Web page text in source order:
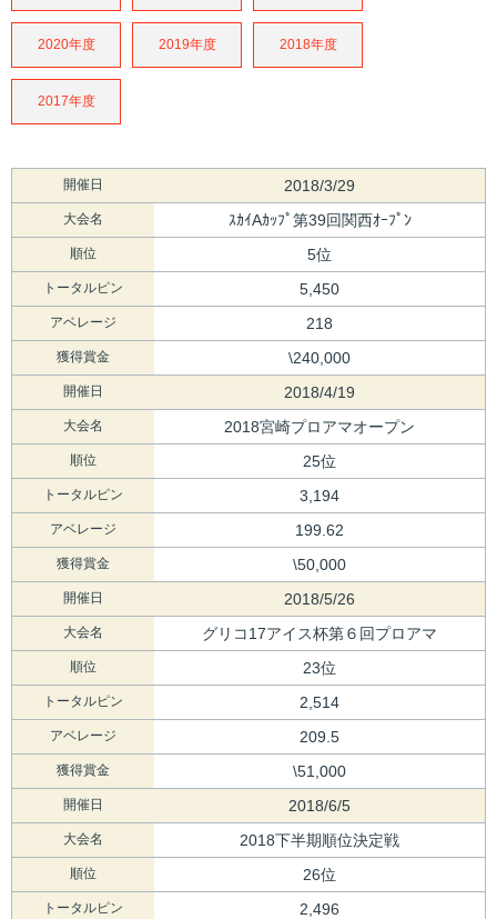
2020年度 2019年度 2018年度
2017年度
開催日 2018/3/29
大会名 ｽｶｲAｶｯﾌﾟ第39回関西ｵｰﾌﾟﾝ
順位 5位
トータルピン 5,450
アベレージ 218
獲得賞金 \240,000
開催日 2018/4/19
大会名 2018宮崎プロアマオープン
順位 25位
トータルピン 3,194
アベレージ 199.62
獲得賞金 \50,000
開催日 2018/5/26
大会名 グリコ17アイス杯第６回プロアマ
順位 23位
トータルピン 2,514
アベレージ 209.5
獲得賞金 \51,000
開催日 2018/6/5
大会名 2018下半期順位決定戦
順位 26位
トータルピン 2,496